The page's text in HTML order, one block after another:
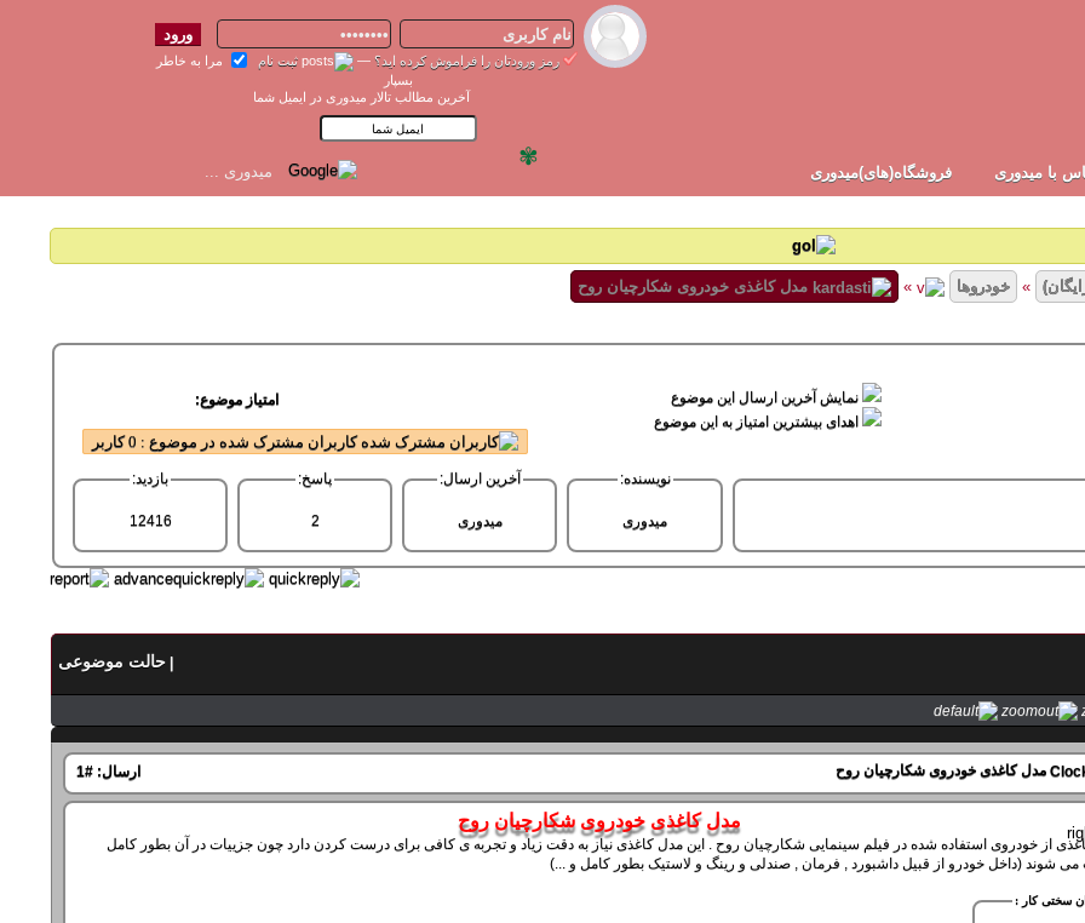
رمز ورودتان را فراموش کرده اید؟ — ثبت نام
مرا به خاطر
بسپار
آخرین مطالب تالار میدوری در ایمیل شما
با میدوری فروشگاه(های)میدوری
» خودروها » مدل کاغذی خودروی شکارچیان روح
نمایش آخرین ارسال این موضوع امتیاز موضوع:
اهدای بیشترین امتیاز به این موضوع
کاربران مشترک شده در موضوع : 0 کاربر
نویسنده:
میدوری
آخرین ارسال:
میدوری
پاسخ:
2
بازدید:
12416
|حالت موضوعی
ارسال: #1 مدل کاغذی خودروی شکارچیان روح
مدل کاغذی خودروی شکارچیان روح
از خودروی استفاده شده در فیلم سینمایی شکارچیان روح . این مدل کاغذی نیاز به دقت زیاد و تجربه ی کافی برای درست کردن دارد چون جزییات در آن بطور کامل
شوند (داخل خودرو از قبیل داشبورد , فرمان , صندلی و رینگ و لاستیک بطور کامل و ...)
سختی کار :
✾